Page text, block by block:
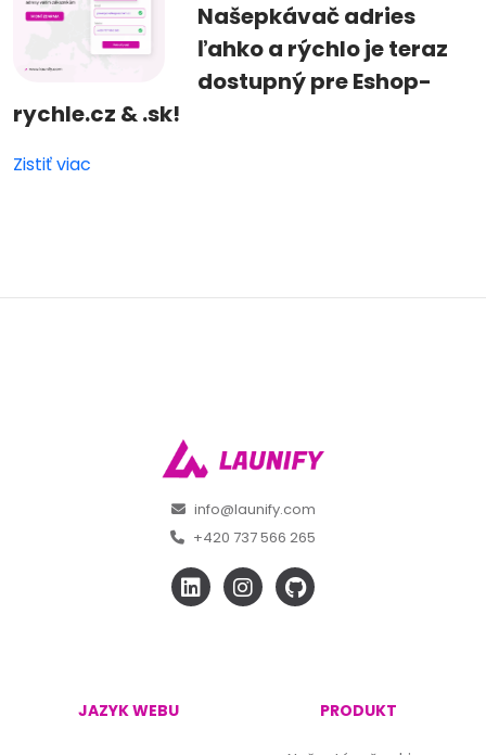
Našepkávač adries
ľahko a rýchlo je teraz
dostupný pre Eshop-
rychle.cz & .sk!
Zistiť viac
info@launify.com
+420 737 566 265
JAZYK WEBU PRODUKT